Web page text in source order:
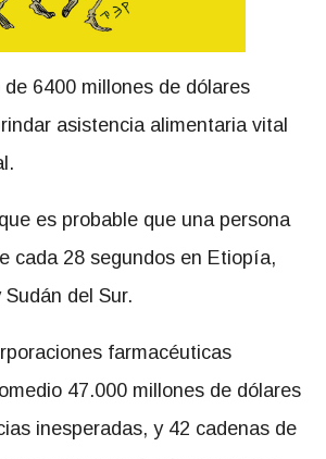
6400 millones de dólares
asistencia alimentaria vital
es probable que una persona
cada 28 segundos en Etiopía,
del Sur.
farmacéuticas
47.000 millones de dólares
inesperadas, y 42 cadenas de